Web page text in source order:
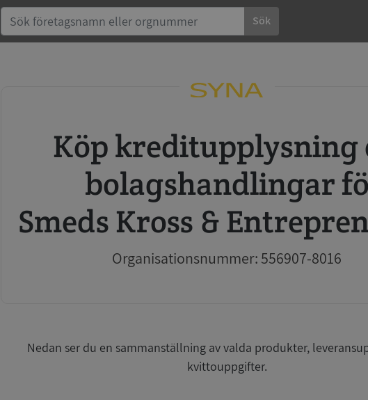
Sök
Köp kreditupplysning och
bolagshandlingar
Smeds Kross &
Organisationsnummer: 556907-8016
Nedan ser du en sammanställning av valda produkter,
kvittouppgifter.